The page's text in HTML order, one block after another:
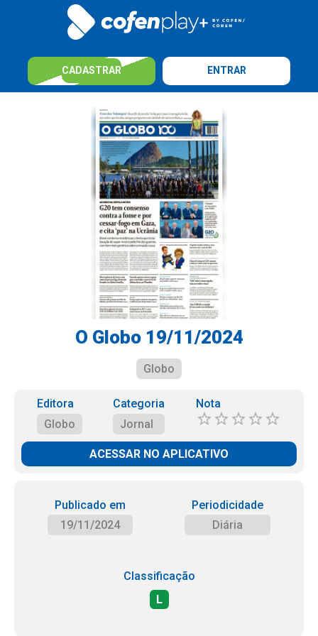
CADASTRAR ENTRAR
O Globo 19/11/2024
Globo
Editora
Globo
Categoria
Jornal
Nota
ACESSAR NO APLICATIVO
Publicado em
19/11/2024
Periodicidade
Diária
Classificação
L